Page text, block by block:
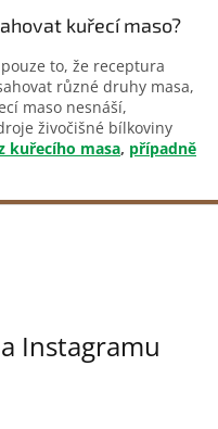
kuřecí maso?
to, že receptura
různé druhy masa,
maso nesnáší,
živočišné bílkoviny
kuřecího masa, případně